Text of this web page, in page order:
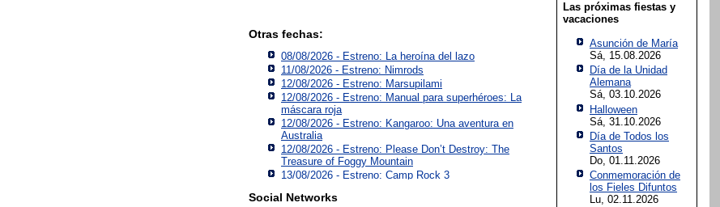
Otras fechas:
08/08/2026 - Estreno: La heroína del lazo
11/08/2026 - Estreno: Nimrods
12/08/2026 - Estreno: Marsupilami
12/08/2026 - Estreno: Manual para superhéroes: La
máscara roja
12/08/2026 - Estreno: Kangaroo: Una aventura en
Australia
12/08/2026 - Estreno: Please Don’t Destroy: The
Treasure of Foggy Mountain
13/08/2026 - Estreno: Camp Rock 3
Social Networks
Las próximas fiestas y
vacaciones
Asunción de María
Sá, 15.08.2026
Día de la Unidad
Alemana
Sá, 03.10.2026
Halloween
Sá, 31.10.2026
Día de Todos los
Santos
Do, 01.11.2026
Conmemoración de
los Fieles Difuntos
Lu, 02.11.2026